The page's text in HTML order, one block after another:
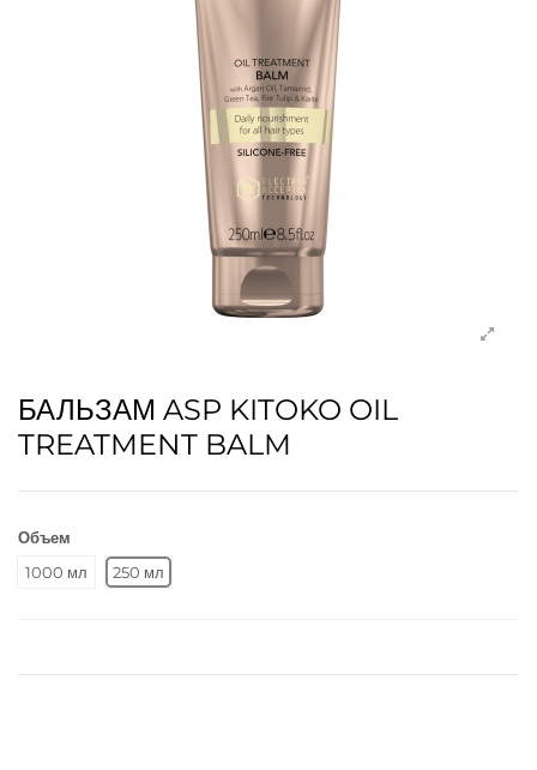
БАЛЬЗАМ ASP KITOKO OIL
TREATMENT BALM
Объем
1000 мл
250 мл